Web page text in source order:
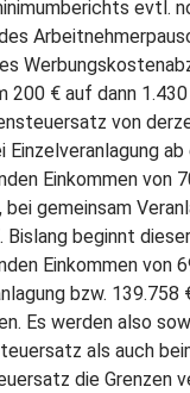
evtl.
200 € auf dann 1.430
von
Einzelveranlagung ab
Einkommen von
bei gemeinsam
Bislang beginnt
Einkommen von
bzw. 139.758
Es werden also
als auch
die Grenzen